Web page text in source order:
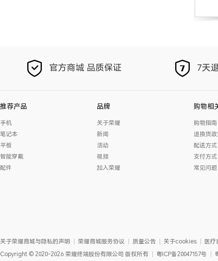
官方商城 品质保证 7天
推荐产品
手机
笔记本
平板
智能穿戴
配件
品牌
关于荣耀
新闻
活动
视频
加入荣耀
购物相
购物指南
退换货
配送方式
支付方式
常见问题
关于荣耀商城与隐私的声明 荣耀商城服务协议 质量公告 关于cookies
医疗
Copyright © 2020-2026 荣耀终端股份有限公司 版权所有 粤ICP备20047157号